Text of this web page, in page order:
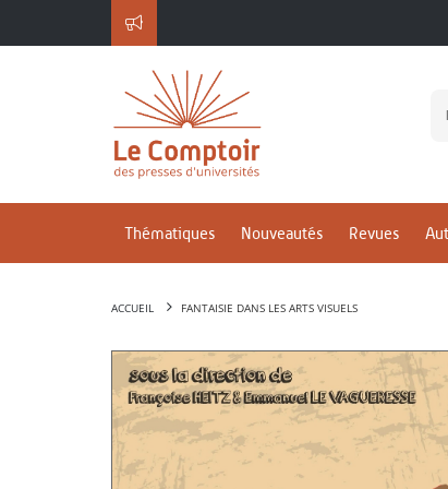
Thématiques Nouveautés Revues
ACCUEIL FANTAISIE DANS LES ARTS VISUELS